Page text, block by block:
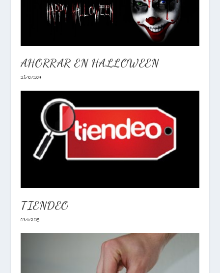
AHORRAR EN HALLOWEEN
28/10/2017
TIENDEO
07/11/2015